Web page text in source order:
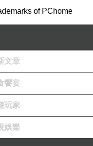
of PChome
文章
饗宴
玩家
娛樂